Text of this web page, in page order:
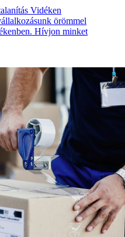
Vidéken
örömmel
Hívjon minket